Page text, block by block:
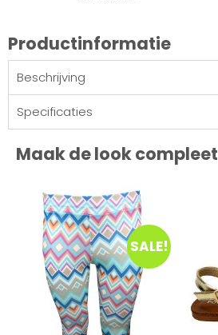
Productinformatie
Beschrijving
Specificaties
Maak de look compleet
SALE!